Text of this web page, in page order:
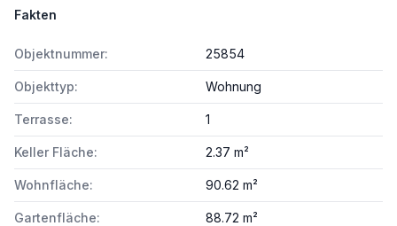
Fakten
Objektnummer: 25854
Objekttyp: Wohnung
Terrasse: 1
Keller Fläche: 2.37 m²
Wohnfläche: 90.62 m²
Gartenfläche: 88.72 m²